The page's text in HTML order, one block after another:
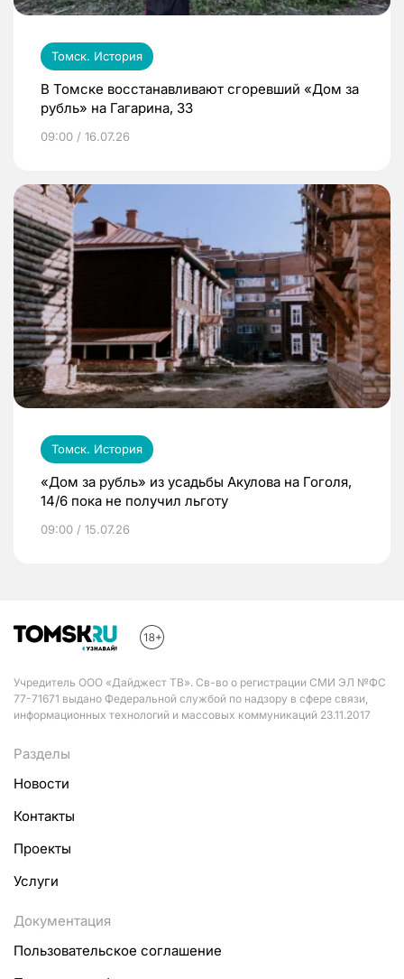
Томск. История
В Томске восстанавливают сгоревший «Дом за
рубль» на Гагарина, 33
09:00 / 16.07.26
Томск. История
«Дом за рубль» из усадьбы Акулова на Гоголя,
14/6 пока не получил льготу
09:00 / 15.07.26
Учредитель ООО «Дайджест ТВ». Св-во о регистрации СМИ ЭЛ №ФС
77-71671 выдано Федеральной службой по надзору в сфере связи,
информационных технологий и массовых коммуникаций 23.11.2017
Разделы
Новости
Контакты
Проекты
Услуги
Документация
Пользовательское соглашение